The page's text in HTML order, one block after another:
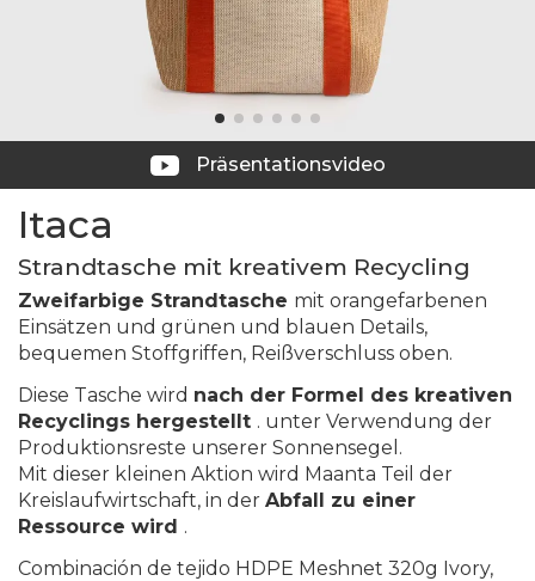
Präsentationsvideo
Itaca
Strandtasche mit kreativem Recycling
Zweifarbige Strandtasche mit orangefarbenen
Einsätzen und grünen und blauen Details,
bequemen Stoffgriffen, Reißverschluss oben.
Diese Tasche wird nach der Formel des kreativen
Recyclings hergestellt . unter Verwendung der
Produktionsreste unserer Sonnensegel.
Mit dieser kleinen Aktion wird Maanta Teil der
Kreislaufwirtschaft, in der Abfall zu einer
Ressource wird .
Combinación de tejido HDPE Meshnet 320g Ivory,